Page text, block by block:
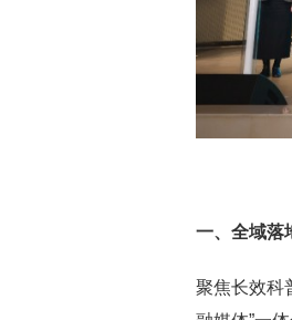
一、全域落
聚焦长效科